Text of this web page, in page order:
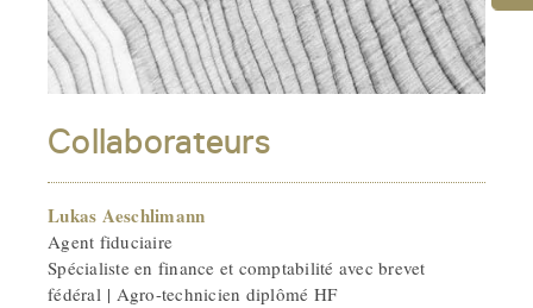
Collaborateurs
Lukas Aeschlimann
Agent fiduciaire
Spécialiste en finance et comptabilité avec brevet
fédéral | Agro-technicien diplômé HF